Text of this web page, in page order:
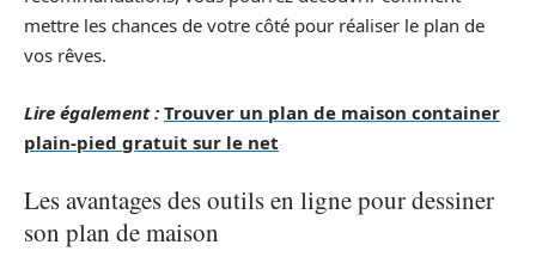
mettre les chances de votre côté pour réaliser le plan de
vos rêves.
Lire également : Trouver un plan de maison container
plain-pied gratuit sur le net
Les avantages des outils en ligne pour dessiner
son plan de maison